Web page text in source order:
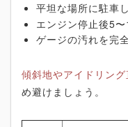
平坦な場所に駐車
エンジン停止後5
ゲージの汚れを完
傾斜地やアイドリン
め避けましょう。